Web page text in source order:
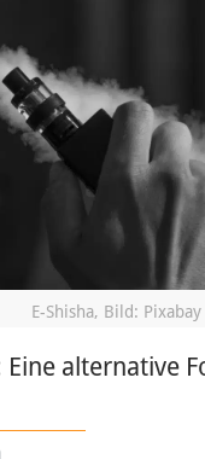
E-Shisha, Bild: Pixabay
Eine alternative